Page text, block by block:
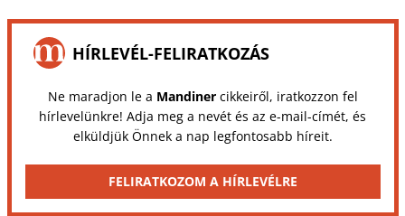
HÍRLEVÉL-FELIRATKOZÁS
Ne maradjon le a Mandinercikkeiről, iratkozzon fel
hírlevelünkre! Adja meg a nevét és az e-mail-címét, és
elküldjük Önnek a nap legfontosabb híreit.
FELIRATKOZOM A HÍRLEVÉLRE